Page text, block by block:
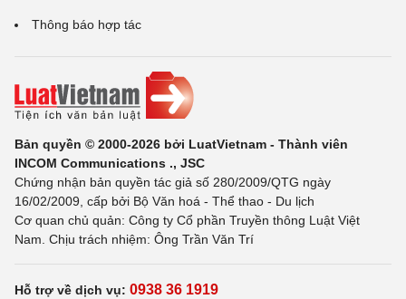
Thông báo hợp tác
Bản quyền © 2000-2026 bởi LuatVietnam - Thành viên
INCOM Communications ., JSC
Chứng nhận bản quyền tác giả số 280/2009/QTG ngày
16/02/2009, cấp bởi Bộ Văn hoá - Thể thao - Du lịch
Cơ quan chủ quản: Công ty Cổ phần Truyền thông Luật Việt
Nam. Chịu trách nhiệm: Ông Trần Văn Trí
Hỗ trợ về dịch vụ: 0938 36 1919